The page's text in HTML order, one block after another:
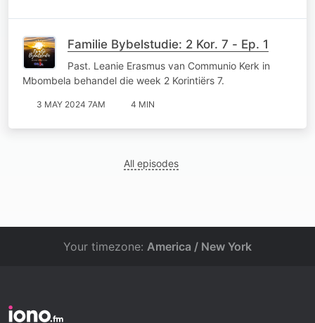
Familie Bybelstudie: 2 Kor. 7 - Ep. 1
Past. Leanie Erasmus van Communio Kerk in
Mbombela behandel die week 2 Korintiërs 7.
3 MAY 2024 7AM 4 MIN
All episodes
Your timezone: America / New York